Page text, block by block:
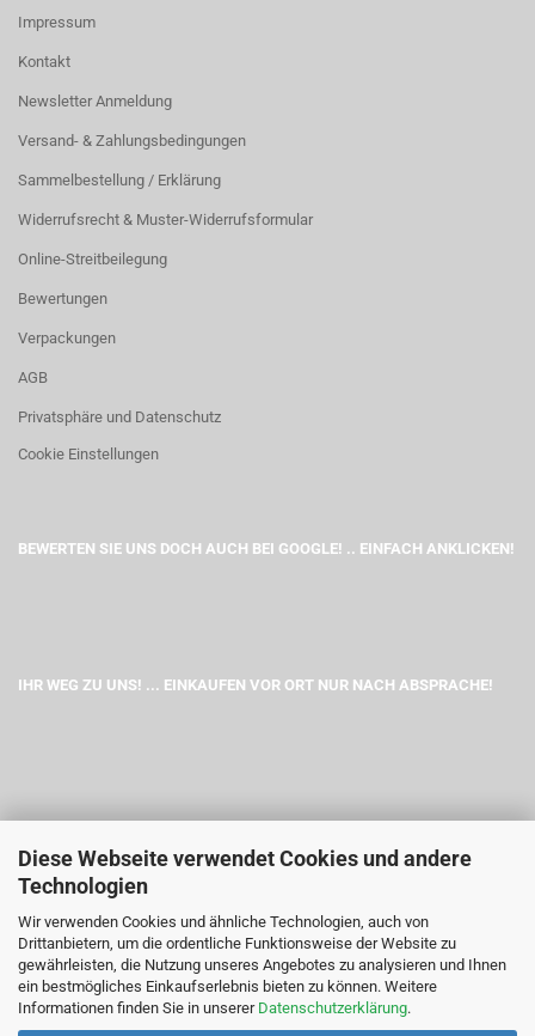
Diese Webseite verwendet Cookies und andere
Technologien
Wir verwenden Cookies und ähnliche Technologien, auch von
Drittanbietern, um die ordentliche Funktionsweise der Website zu
gewährleisten, die Nutzung unseres Angebotes zu analysieren und Ihnen
ein bestmögliches Einkaufserlebnis bieten zu können. Weitere
Informationen finden Sie in unserer Datenschutzerklärung.
Impressum
Kontakt
Newsletter Anmeldung
Versand- & Zahlungsbedingungen
Sammelbestellung / Erklärung
Widerrufsrecht & Muster-Widerrufsformular
Online-Streitbeilegung
Bewertungen
Verpackungen
AGB
Privatsphäre und Datenschutz
Cookie Einstellungen
BEWERTEN SIE UNS DOCH AUCH BEI GOOGLE! .. EINFACH ANKLICKEN!
IHR WEG ZU UNS! ... EINKAUFEN VOR ORT NUR NACH ABSPRACHE!